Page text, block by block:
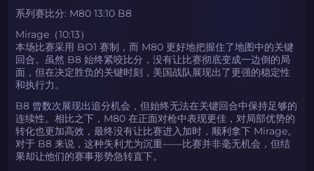
系列赛比分: M80 13:10 B8
Mirage（10:13）
本场比赛采用 BO1 赛制，而 M80 更好地把握住了地图中的关键
回合。虽然 B8 始终紧咬比分，没有让比赛彻底变成一边倒的局
面，但在决定胜负的关键时刻，美国战队展现出了更强的稳定性
和执行力。
B8 曾数次展现出追分机会，但始终无法在关键回合中保持足够的
连续性。相比之下，M80 在正面对枪中表现更佳，对局部优势的
转化也更加高效，最终没有让比赛进入加时，顺利拿下 Mirage。
对于 B8 来说，这种失利尤为沉重——比赛并非毫无机会，但结
果却让他们的赛事形势急转直下。